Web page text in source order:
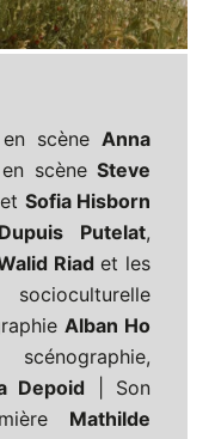
scène Anna
scène Steve
Sofia Hisborn
Putelat,
Riadet les
Alban Ho
Depoid | Son
Mathilde